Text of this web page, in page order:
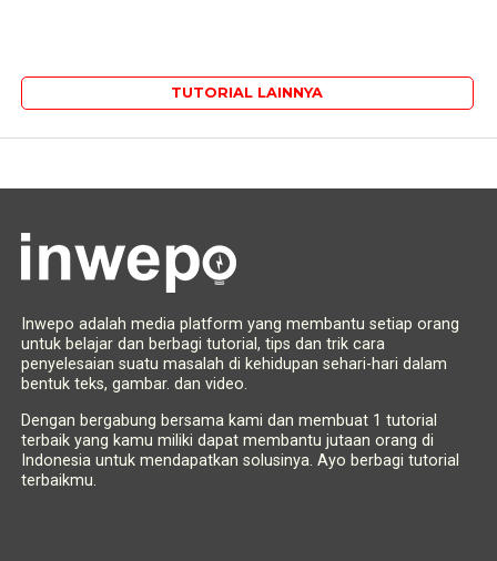
TUTORIAL LAINNYA
Inwepo adalah media platform yang membantu setiap orang
untuk belajar dan berbagi tutorial, tips dan trik cara
penyelesaian suatu masalah di kehidupan sehari-hari dalam
bentuk teks, gambar. dan video.
Dengan bergabung bersama kami dan membuat 1 tutorial
terbaik yang kamu miliki dapat membantu jutaan orang di
Indonesia untuk mendapatkan solusinya. Ayo berbagi tutorial
terbaikmu.